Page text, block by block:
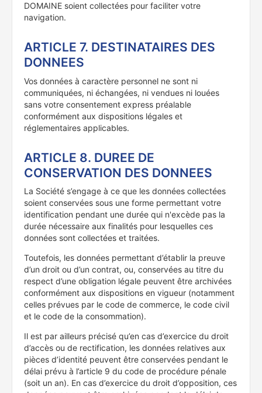
DOMAINE soient collectées pour faciliter votre
navigation.
ARTICLE 7. DESTINATAIRES DES
DONNEES
Vos données à caractère personnel ne sont ni
communiquées, ni échangées, ni vendues ni louées
sans votre consentement express préalable
conformément aux dispositions légales et
réglementaires applicables.
ARTICLE 8. DUREE DE
CONSERVATION DES DONNEES
La Société s’engage à ce que les données collectées
soient conservées sous une forme permettant votre
identification pendant une durée qui n'excède pas la
durée nécessaire aux finalités pour lesquelles ces
données sont collectées et traitées.
Toutefois, les données permettant d’établir la preuve
d’un droit ou d’un contrat, ou, conservées au titre du
respect d’une obligation légale peuvent être archivées
conformément aux dispositions en vigueur (notamment
celles prévues par le code de commerce, le code civil
et le code de la consommation).
Il est par ailleurs précisé qu’en cas d’exercice du droit
d’accès ou de rectification, les données relatives aux
pièces d’identité peuvent être conservées pendant le
délai prévu à l’article 9 du code de procédure pénale
(soit un an). En cas d’exercice du droit d’opposition, ces